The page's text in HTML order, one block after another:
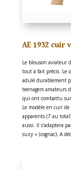
AE 1932 cuir
Le blouson aviateur
tout à fait précis. Le
adulé durablement
teenagers amateurs
qui ont combattu
Le modèle en cuir
apparents (7 au
aussi. Il s’adaptera
suzy » (cognac). A